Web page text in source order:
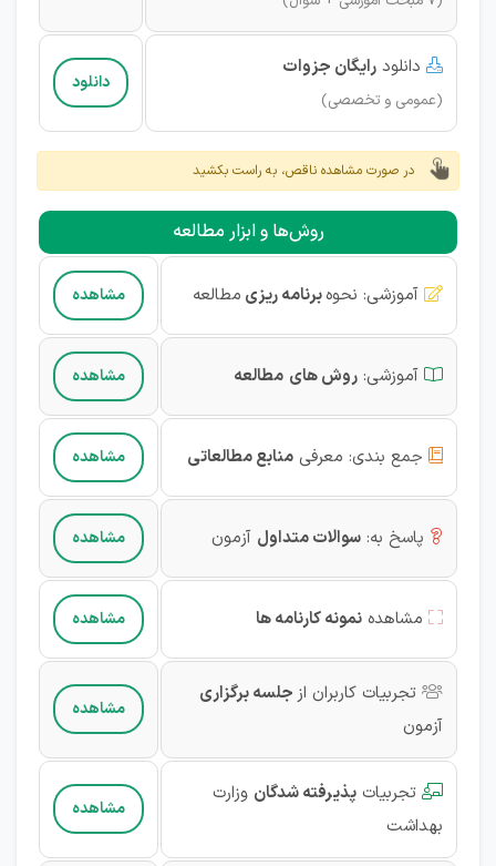
 دانلود رایگان جزوات
(عمومی و تخصصی)
دانلود
در صورت مشاهده ناقص، به راست بکشید
روش‌ها و ابزار مطالعه
 آموزشی: نحوهبرنامه ریزی مطالعه مشاهده
 آموزشی: روش های مطالعه مشاهده
 جمع بندی: معرفی منابع مطالعاتی مشاهده
 پاسخ به: سوالات متداول آزمون مشاهده
 مشاهده نمونه کارنامه ها مشاهده
 تجربیات کاربران از جلسه برگزاری
آزمون‌
مشاهده
 تجربیات پذیرفته شدگان وزارت
بهداشت
مشاهده